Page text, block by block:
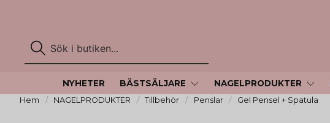
NYHETER BÄSTSÄLJARE NAGELPRODUKTER
Hem NAGELPRODUKTER Tillbehör Penslar Gel Pensel + Spatula